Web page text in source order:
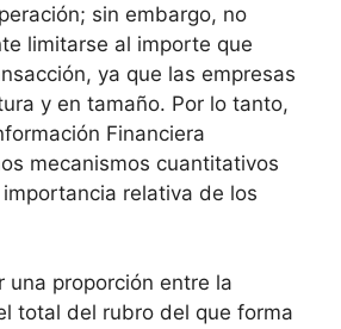
sin embargo, no
limitarse al importe que
ya que las empresas
y en tamaño. Por lo tanto,
Financiera
mecanismos cuantitativos
relativa de los
una proporción entre la
total del rubro del que forma